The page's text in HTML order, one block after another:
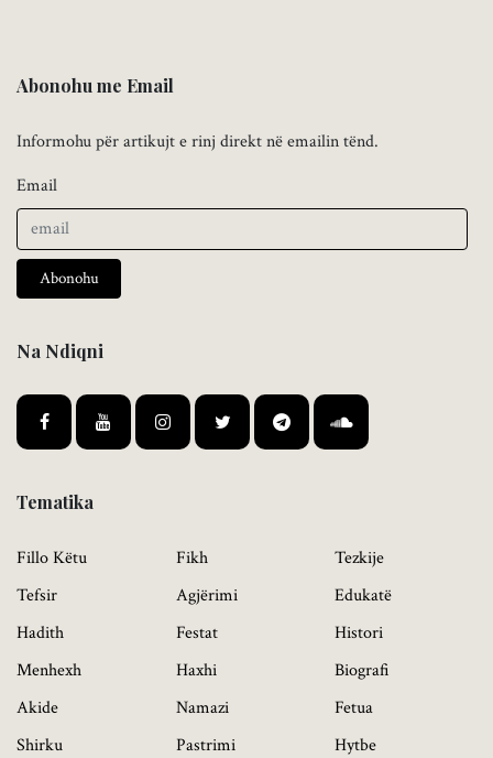
Abonohu me Email
Informohu për artikujt e rinj direkt në emailin tënd.
Email
Abonohu
Na Ndiqni
Tematika
Fillo Këtu
Tefsir
Hadith
Menhexh
Akide
Shirku
Fikh
Agjërimi
Festat
Haxhi
Namazi
Pastrimi
Tezkije
Edukatë
Histori
Biografi
Fetua
Hytbe